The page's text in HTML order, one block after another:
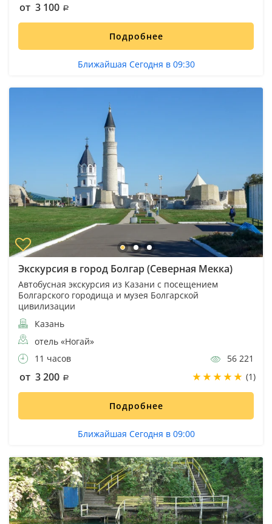
от 3 100
Подробнее
Ближайшая Сегодня в 09:30
Экскурсия в город Болгар (Северная Мекка)
Автобусная экскурсия из Казани с посещением
Болгарского городища и музея Болгарской
цивилизации
Казань
отель «Ногай»
11 часов
56 221
от 3 200 (1)
Подробнее
Ближайшая Сегодня в 09:00